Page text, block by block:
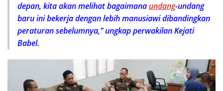
depan, kita akan melihat bagaimana undang-undang
baru ini bekerja dengan lebih manusiawi dibandingkan
peraturan sebelumnya,” ungkap perwakilan Kejati
Babel.